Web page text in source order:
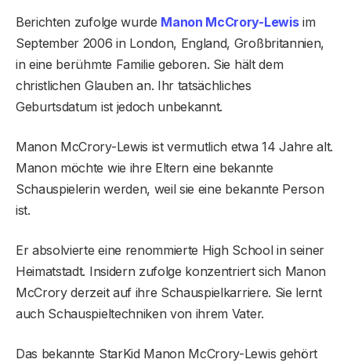
Berichten zufolge wurde Manon McCrory-Lewisim
September 2006 in London, England, Großbritannien,
in eine berühmte Familie geboren. Sie hält dem
christlichen Glauben an. Ihr tatsächliches
Geburtsdatum ist jedoch unbekannt.
Manon McCrory-Lewis ist vermutlich etwa 14 Jahre alt.
Manon möchte wie ihre Eltern eine bekannte
Schauspielerin werden, weil sie eine bekannte Person
ist.
Er absolvierte eine renommierte High School in seiner
Heimatstadt. Insidern zufolge konzentriert sich Manon
McCrory derzeit auf ihre Schauspielkarriere. Sie lernt
auch Schauspieltechniken von ihrem Vater.
Das bekannte StarKid Manon McCrory-Lewis gehört